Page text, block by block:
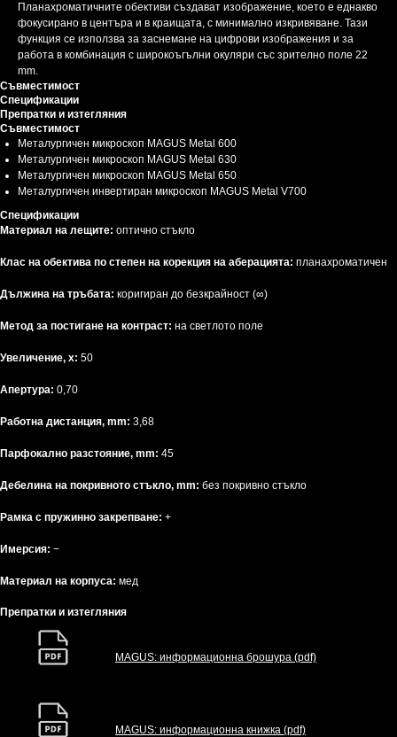
Планахроматичните обективи създават изображение, което е еднакво
фокусирано в центъра и в краищата, с минимално изкривяване. Тази
функция се използва за заснемане на цифрови изображения и за
работа в комбинация с широкоъгълни окуляри със зрително поле 22
mm.
Съвместимост
Спецификации
Препратки и изтегляния
Съвместимост
Металургичен микроскоп MAGUS Metal 600
Металургичен микроскоп MAGUS Metal 630
Металургичен микроскоп MAGUS Metal 650
Металургичен инвертиран микроскоп MAGUS Metal V700
Спецификации
Материал на лещите: оптично стъкло
Клас на обектива по степен на корекция на аберацията: планахроматичен
Дължина на тръбата: коригиран до безкрайност (∞)
Метод за постигане на контраст: на светлото поле
Увеличение, x: 50
Апертура: 0,70
Работна дистанция, mm: 3,68
Парфокално разстояние, mm: 45
Дебелина на покривното стъкло, mm: без покривно стъкло
Рамка с пружинно закрепване: +
Имерсия: −
Материал на корпуса: мед
Препратки и изтегляния
MAGUS: информационна брошура (pdf)
MAGUS: информационна книжка (pdf)